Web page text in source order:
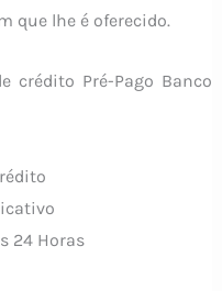
que lhe é oferecido.
crédito Pré-Pago Banco
24 Horas